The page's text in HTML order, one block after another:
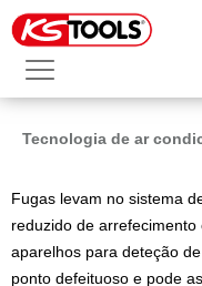
Tecnologia de ar
Fugas levam no sistema
reduzido de
aparelhos para deteção
ponto defeituoso e pode